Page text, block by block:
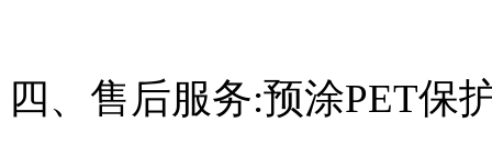
四、售后服务:预涂PET保